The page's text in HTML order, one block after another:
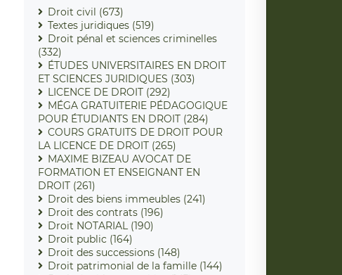
Droit civil (673)
Textes juridiques (519)
Droit pénal et sciences criminelles
(332)
ÉTUDES UNIVERSITAIRES EN DROIT
ET SCIENCES JURIDIQUES (303)
LICENCE DE DROIT (292)
MÉGA GRATUITERIE PÉDAGOGIQUE
POUR ÉTUDIANTS EN DROIT (284)
COURS GRATUITS DE DROIT POUR
LA LICENCE DE DROIT (265)
MAXIME BIZEAU AVOCAT DE
FORMATION ET ENSEIGNANT EN
DROIT (261)
Droit des biens immeubles (241)
Droit des contrats (196)
Droit NOTARIAL (190)
Droit public (164)
Droit des successions (148)
Droit patrimonial de la famille (144)